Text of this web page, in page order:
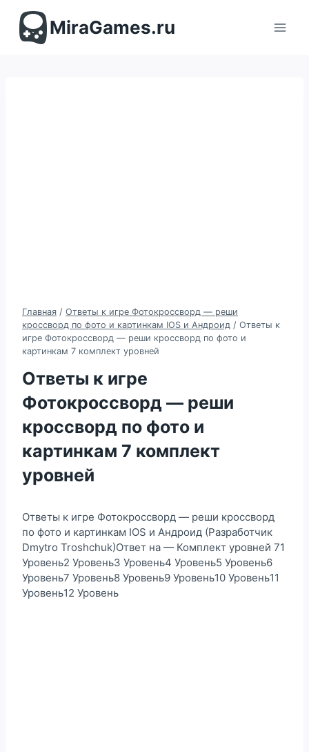
содержимомуMiraGames.ru
Главная / Ответы к игре Фотокроссворд — реши
кроссворд по фото и картинкам IOS и Андроид / Ответы к
игре Фотокроссворд — реши кроссворд по фото и
картинкам 7 комплект уровней
Ответы к игре
Фотокроссворд — реши
кроссворд по фото и
картинкам 7 комплект
уровней
Ответы к игре Фотокроссворд — реши кроссворд
по фото и картинкам IOS и Андроид (Разработчик
Dmytro Troshchuk)Ответ на — Комплект уровней 71
Уровень2 Уровень3 Уровень4 Уровень5 Уровень6
Уровень7 Уровень8 Уровень9 Уровень10 Уровень11
Уровень12 Уровень